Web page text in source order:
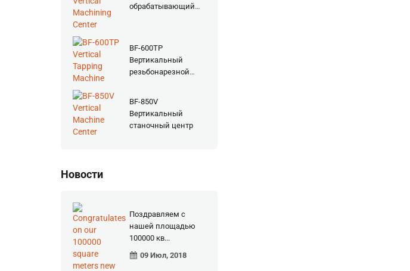
обрабатывающий
BF-600TP
Вертикальный
резьбонарезной
BF-850V
Вертикальный
станочный центр
Новости
Поздравляем с
нашей площадью
100000 кв...
09 Июл, 2018